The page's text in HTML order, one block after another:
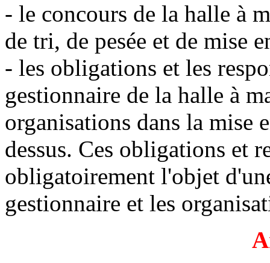
- le concours de la halle à
de tri, de pesée et de mise
- les obligations et les
gestionnaire de la halle à
organisations dans la mise
dessus. Ces obligations et
obligatoirement l'objet
gestionnaire et les